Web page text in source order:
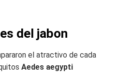
del jabon
el atractivo de cada
Aedes aegypti